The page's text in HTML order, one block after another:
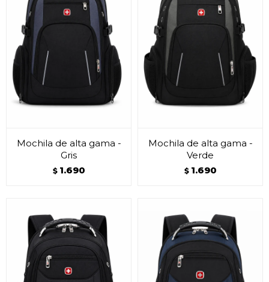
Mochila de alta gama -
Gris
$ 1.690
Mochila de alta gama -
Verde
$ 1.690